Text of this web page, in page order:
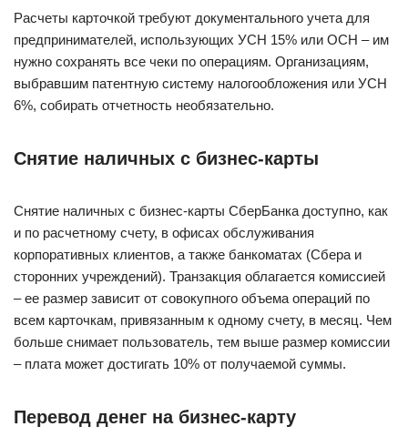
Расчеты карточкой требуют документального учета для
предпринимателей, использующих УСН 15% или ОСН – им
нужно сохранять все чеки по операциям. Организациям,
выбравшим патентную систему налогообложения или УСН
6%, собирать отчетность необязательно.
Снятие наличных с бизнес-карты
Снятие наличных с бизнес-карты СберБанка доступно, как
и по расчетному счету, в офисах обслуживания
корпоративных клиентов, а также банкоматах (Сбера и
сторонних учреждений). Транзакция облагается комиссией
– ее размер зависит от совокупного объема операций по
всем карточкам, привязанным к одному счету, в месяц. Чем
больше снимает пользователь, тем выше размер комиссии
– плата может достигать 10% от получаемой суммы.
Перевод денег на бизнес-карту